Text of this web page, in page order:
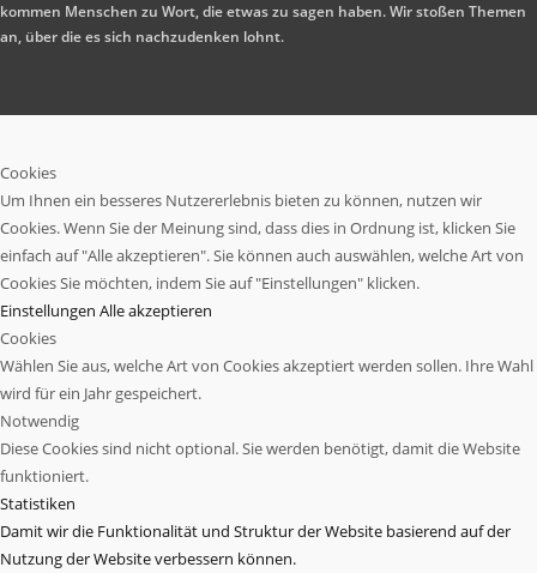
kommen Menschen zu Wort, die etwas zu sagen haben. Wir stoßen Themen
an, über die es sich nachzudenken lohnt.
Cookies
Um Ihnen ein besseres Nutzererlebnis bieten zu können, nutzen wir
Cookies. Wenn Sie der Meinung sind, dass dies in Ordnung ist, klicken Sie
einfach auf "Alle akzeptieren". Sie können auch auswählen, welche Art von
Cookies Sie möchten, indem Sie auf "Einstellungen" klicken.
Einstellungen Alle akzeptieren
Cookies
Wählen Sie aus, welche Art von Cookies akzeptiert werden sollen. Ihre Wahl
wird für ein Jahr gespeichert.
Notwendig
Diese Cookies sind nicht optional. Sie werden benötigt, damit die Website
funktioniert.
Statistiken
Damit wir die Funktionalität und Struktur der Website basierend auf der
Nutzung der Website verbessern können.